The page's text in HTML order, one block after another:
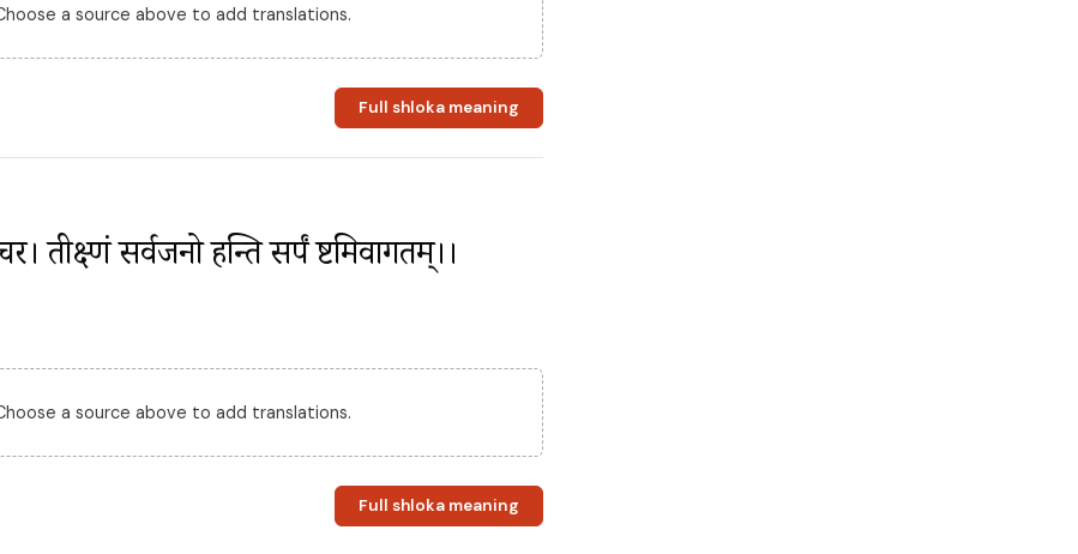
a source above to add translations.
Full shloka meaning
तीक्ष्णं सर्वजनो हन्ति सर्पं दुष्टमिवागतम्।।
a source above to add translations.
Full shloka meaning